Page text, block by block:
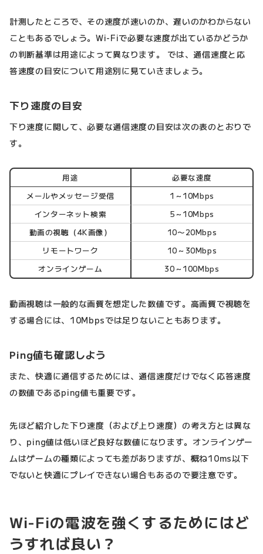
計測したところで、その速度が速いのか、遅いのかわからない
こともあるでしょう。Wi-Fiで必要な速度が出ているかどうか
の判断基準は用途によって異なります。 では、通信速度と応
答速度の目安について用途別に見ていきましょう。
下り速度の目安
下り速度に関して、必要な通信速度の目安は次の表のとおりで
す。
用途
必要な速度
メールやメッセージ受信
1～10Mbps
インターネット検索
5～10Mbps
動画の視聴（4K画像）
10〜20Mbps
リモートワーク
10～30Mbps
オンラインゲーム
30～100Mbps
動画視聴は一般的な画質を想定した数値です。高画質で視聴を
する場合には、10Mbpsでは足りないこともあります。
Ping値も確認しよう
また、快適に通信するためには、通信速度だけでなく応答速度
の数値であるping値も重要です。
先ほど紹介した下り速度（および上り速度）の考え方とは異な
り、ping値は低いほど良好な数値になります。オンラインゲー
ムはゲームの種類によっても差がありますが、概ね10ms以下
でないと快適にプレイできない場合もあるので要注意です。
Wi-Fiの電波を強くするためにはど
うすれば良い？